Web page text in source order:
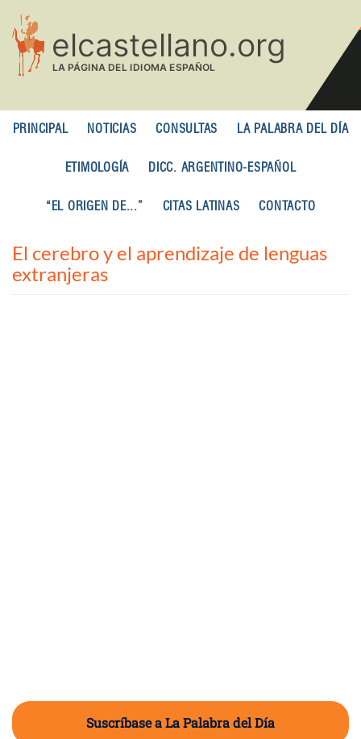
contenido
principal
PRINCIPAL NOTICIAS CONSULTAS LA PALABRA DEL DÍA
ETIMOLOGÍA DICC. ARGENTINO-ESPAÑOL
“EL ORIGEN DE...” CITAS LATINAS CONTACTO
El cerebro y el aprendizaje de lenguas
extranjeras
Suscríbase a La Palabra del Día